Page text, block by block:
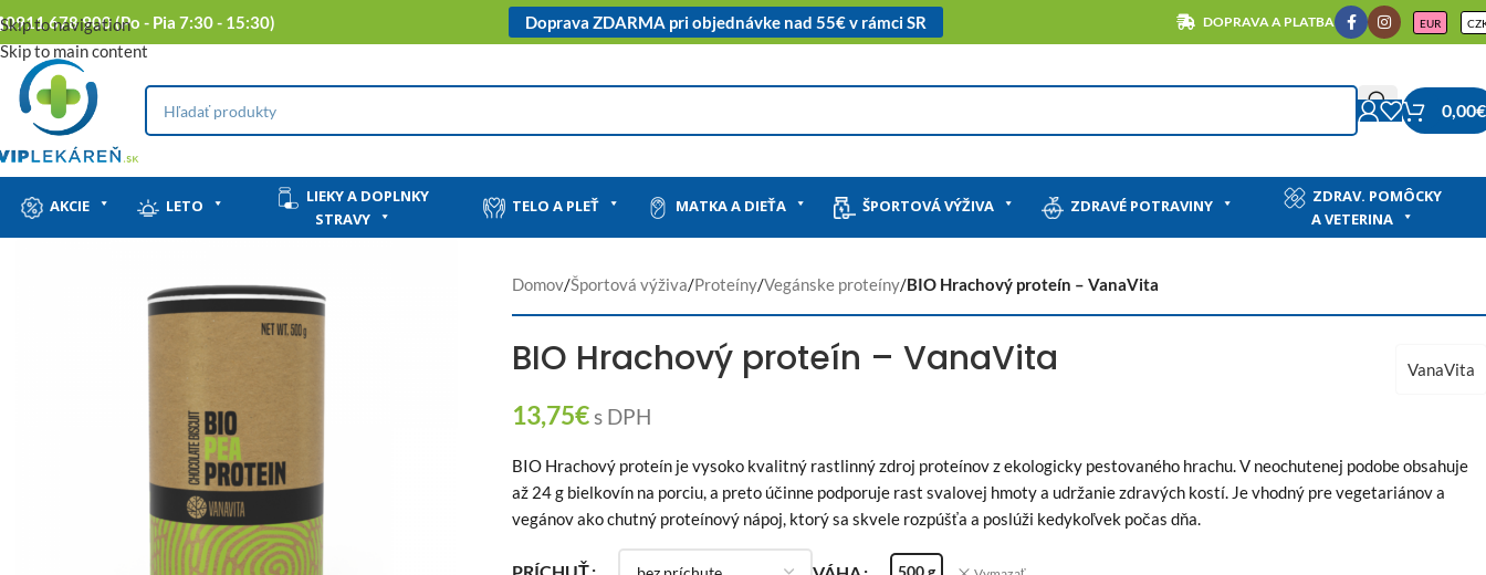
Skip to navigation
Skip to main content
0911 678 900 (Po - Pia 7:30 - 15:30) Doprava ZDARMA pri objednávke nad 55€ v rámci SR DOPRAVA A PLATBA EUR
0,00€
AKCIE LETO
LIEKY A DOPLNKY
STRAVY
TELO A PLEŤ MATKA A DIEŤA ŠPORTOVÁ VÝŽIVA ZDRAVÉ POTRAVINY
ZDRAV. POMÔCKY
A VETERINA
Domov/Športová výživa/Proteíny/Vegánske proteíny/BIO Hrachový proteín – VanaVita
BIO Hrachový proteín – VanaVita VanaVita
13,75€s DPH
BIO Hrachový proteín je vysoko kvalitný rastlinný zdroj proteínov z ekologicky pestovaného hrachu. V neochutenej podobe obsahuje
až 24 g bielkovín na porciu, a preto účinne podporuje rast svalovej hmoty a udržanie zdravých kostí. Je vhodný pre vegetariánov a
vegánov ako chutný proteínový nápoj, ktorý sa skvele rozpúšťa a poslúži kedykoľvek počas dňa.
500 g